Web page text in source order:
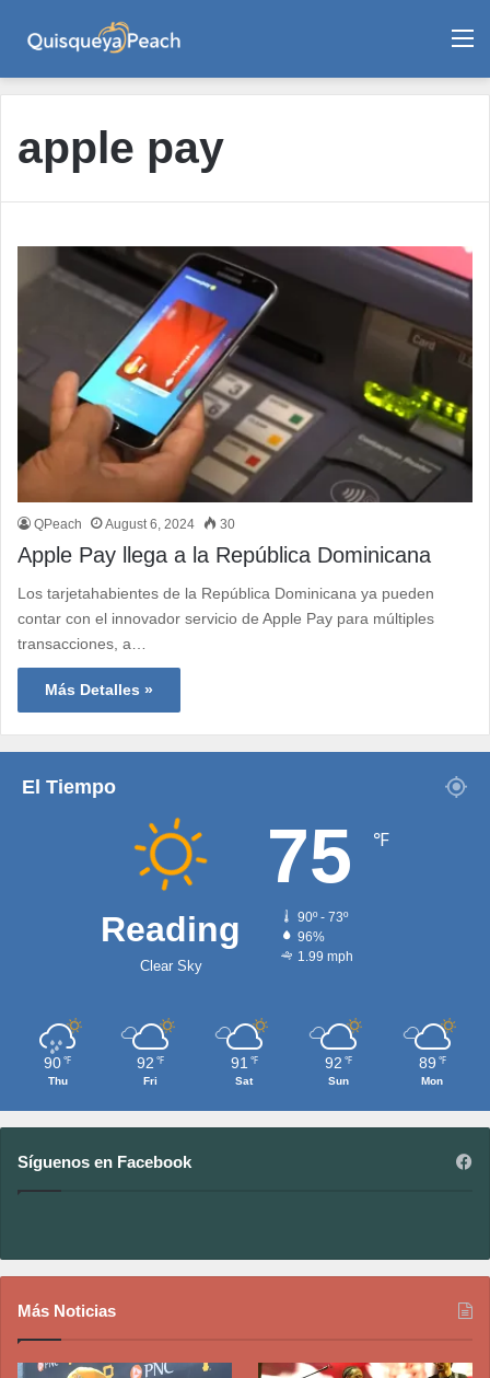
apple pay
QPeach August 6, 2024 30
Apple Pay llega a la República Dominicana
Los tarjetahabientes de la República Dominicana ya pueden
contar con el innovador servicio de Apple Pay para múltiples
transacciones, a…
Más Detalles »
El Tiempo
Reading
Clear Sky
75 ℉
90º - 73º
96%
1.99 mph
90 ℉
Thu
92 ℉
Fri
91 ℉
Sat
92 ℉
Sun
89 ℉
Mon
Síguenos en Facebook
Más Noticias